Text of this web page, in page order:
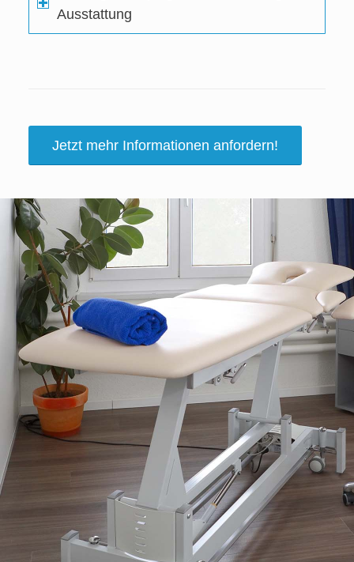
Ausstattung
Jetzt mehr Informationen anfordern!